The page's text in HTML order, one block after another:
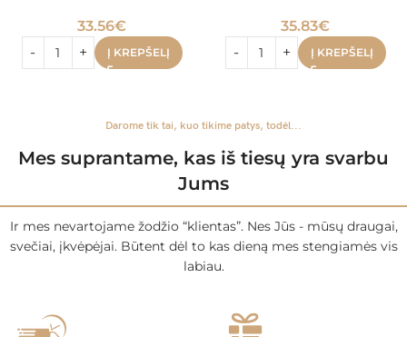
33.56€
Į KREPŠELĮ
35.83€
Į KREPŠELĮ
Darome tik tai, kuo tikime patys, todėl...
Mes suprantame, kas iš tiesų yra svarbu
Jums
Ir mes nevartojame žodžio “klientas”. Nes Jūs - mūsų draugai,
svečiai, įkvėpėjai. Būtent dėl to kas dieną mes stengiamės vis
labiau.